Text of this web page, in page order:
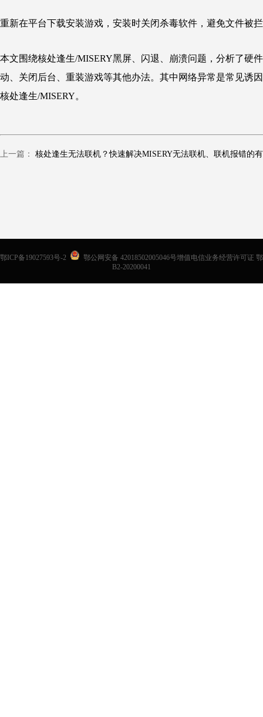
重新在平台下载安装游戏，安装时关闭杀毒软件，避免文件被
本文围绕核处逢生/MISERY黑屏、闪退、崩溃问题，分析了硬
动、关闭后台、重装游戏等其他办法。其中网络异常是常见诱
核处逢生/MISERY。
上一篇：
鄂ICP备19027593号-2
鄂公网安备 42018502005046号增值电信业务经营许可证 鄂
B2-20200041